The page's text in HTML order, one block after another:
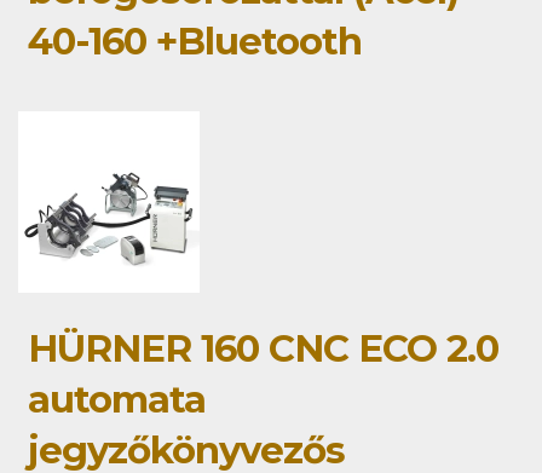
40-160 +Bluetooth
HÜRNER 160 CNC ECO 2.0
automata
jegyzőkönyvezős